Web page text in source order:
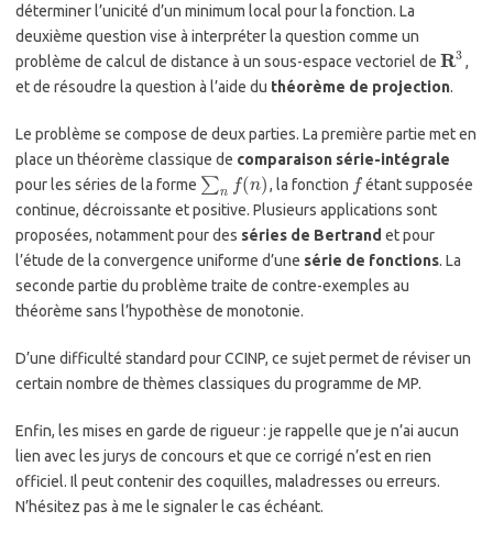
déterminer l’unicité d’un minimum local pour la fonction. La
deuxième question vise à interpréter la question comme un
problème de calcul de distance à un sous-espace vectoriel de R3 ,
et de résoudre la question à l’aide du théorème de projection.
Le problème se compose de deux parties. La première partie met en
place un théorème classique de comparaison série-intégrale
pour les séries de la forme ∑n f(n), la fonction fétant supposée
continue, décroissante et positive. Plusieurs applications sont
proposées, notamment pour des séries de Bertrand et pour
l’étude de la convergence uniforme d’une série de fonctions. La
seconde partie du problème traite de contre-exemples au
théorème sans l’hypothèse de monotonie.
D’une difficulté standard pour CCINP, ce sujet permet de réviser un
certain nombre de thèmes classiques du programme de MP.
Enfin, les mises en garde de rigueur : je rappelle que je n’ai aucun
lien avec les jurys de concours et que ce corrigé n’est en rien
officiel. Il peut contenir des coquilles, maladresses ou erreurs.
N’hésitez pas à me le signaler le cas échéant.